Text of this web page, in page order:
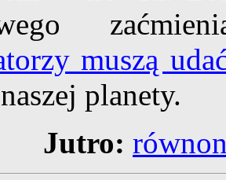
muszą
planety.
Jutro: